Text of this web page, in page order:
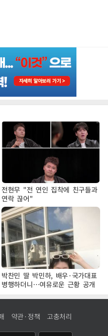
전현무 "전 연인 집착에 친구들과
연락 끊어"
박찬민 딸 박민하, 배우·국가대표
병행하더니…여유로운 근황 공개
약관·정책 고충처리